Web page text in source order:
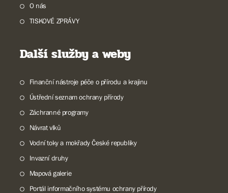
O nás
TISKOVÉ ZPRÁVY
Další služby a weby
Finanční nástroje péče o přírodu a krajinu
Ústřední seznam ochrany přírody
Záchranné programy
Návrat vlků
Vodní toky a mokřady České republiky
Invazní druhy
Mapová galerie
Portál informačního systému ochrany přírody